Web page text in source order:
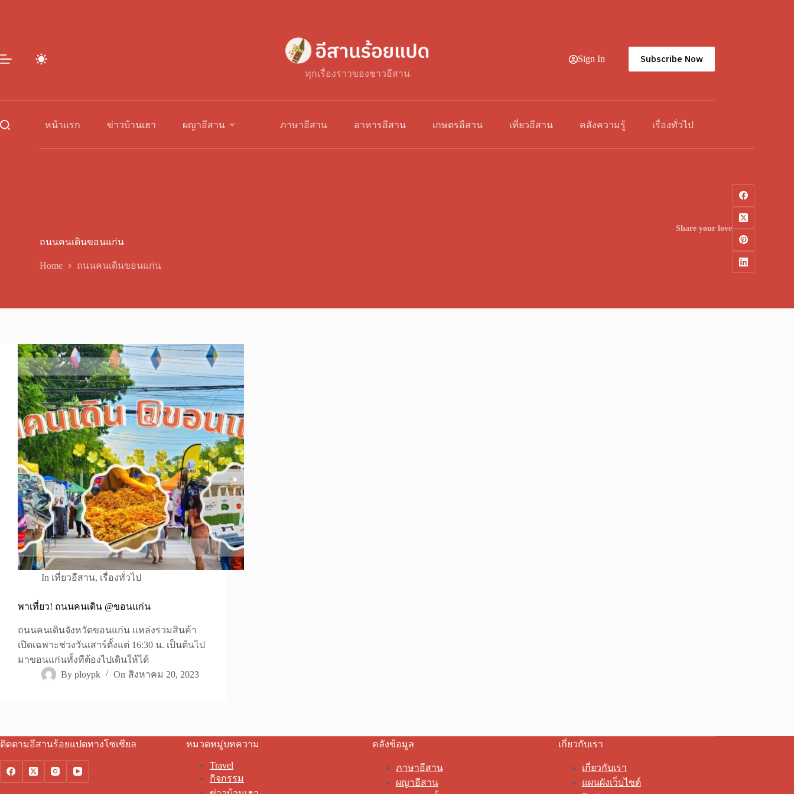
ทุกเรื่องราวของชาวอีสาน
Sign In Subscribe Now
หน้าแรก ข่าวบ้านเฮา ผญาอีสาน ภาษาอีสาน อาหารอีสาน เกษตรอีสาน เที่ยวอีสาน คลังความรู้ เรื่องทั่วไป
ถนนคนเดินขอนแก่น
Home ถนนคนเดินขอนแก่น
Share your love
In เที่ยวอีสาน, เรื่องทั่วไป
พาเที่ยว! ถนนคนเดิน @ขอนแก่น
ถนนคนเดินจังหวัดขอนแก่น แหล่งรวมสินค้า
เปิดเฉพาะช่วงวันเสาร์ตั้งแต่ 16:30 น. เป็นต้นไป
มาขอนแก่นทั้งทีต้องไปเดินให้ได้
By ploypk On สิงหาคม 20, 2023
ติดตามอีสานร้อยแปดทางโซเชียล หมวดหมู่บทความ
Travel
กิจกรรม
คลังข้อมูล
ภาษาอีสาน
ผญาอีสาน
เกี่ยวกับเรา
เกี่ยวกับเรา
แผนผังเว็บไซต์